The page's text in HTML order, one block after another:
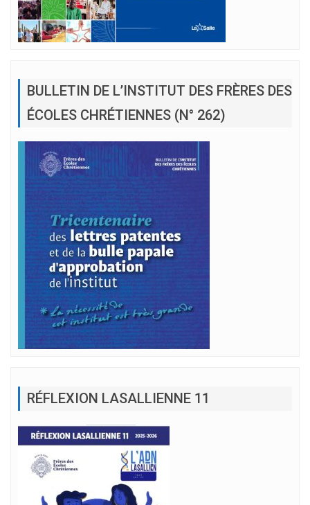
BULLETIN DE L’INSTITUT DES FRÈRES DES
ÉCOLES CHRÉTIENNES (N° 262)
RÉFLEXION LASALLIENNE 11